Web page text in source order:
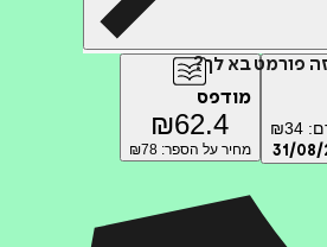
פורמט בא לך?
₪34
31/08/
מודפס
₪62.4
מחיר על הספר: ₪78